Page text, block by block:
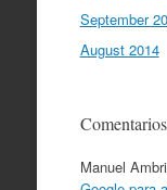
September
August 2014
Manuel